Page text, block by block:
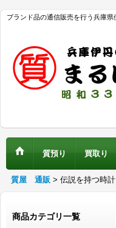
ブランド品の通信販売を行う兵庫
質預り 買取り
質屋 通販 > 伝説を持つ時
商品カテゴリ一覧